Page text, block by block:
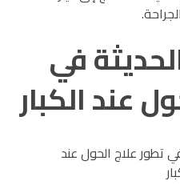
في
عند الكبار